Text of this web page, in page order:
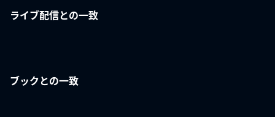
ライブ配信との一致
ブックとの一致